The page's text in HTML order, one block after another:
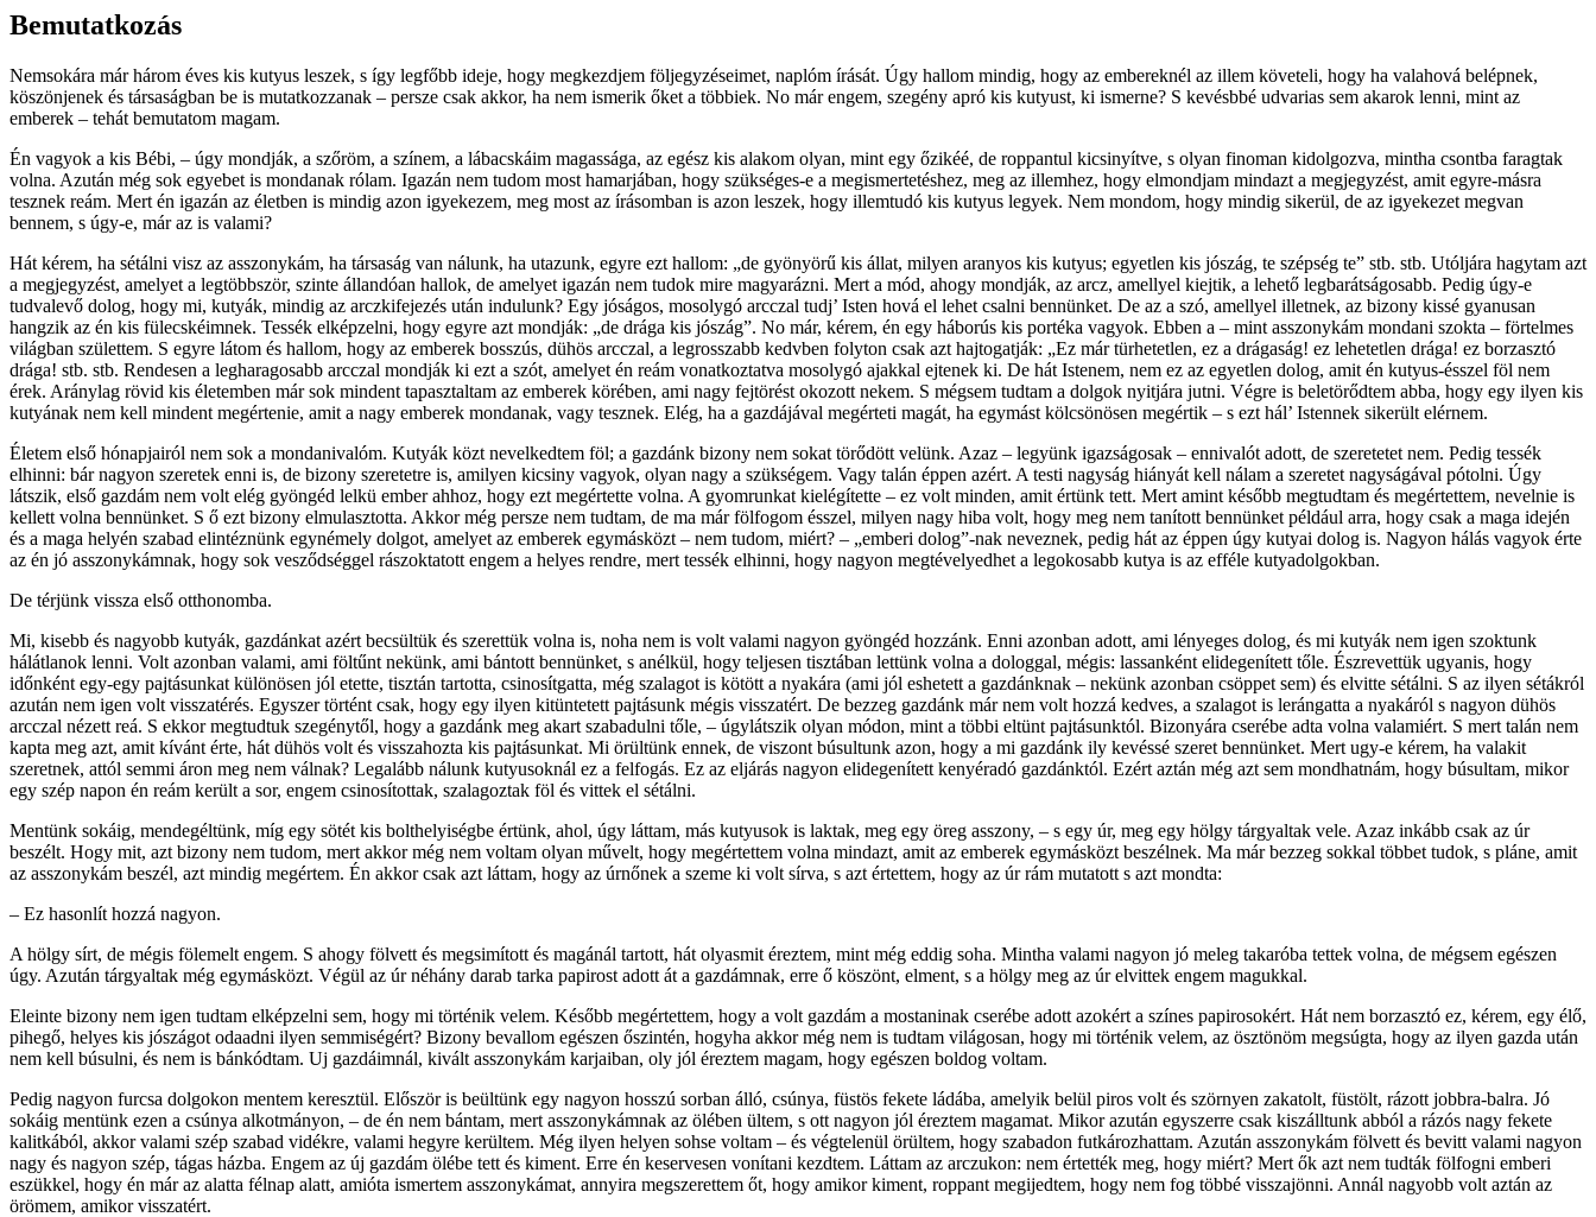
Bemutatkozás
Nemsokára már három éves kis kutyus leszek, s így legfőbb ideje, hogy megkezdjem följegyzéseimet, naplóm írását. Úgy hallom mindig, hogy az embereknél az illem követeli, hogy ha valahová belépnek,
köszönjenek és társaságban be is mutatkozzanak – persze csak akkor, ha nem ismerik őket a többiek. No már engem, szegény apró kis kutyust, ki ismerne? S kevésbbé udvarias sem akarok lenni, mint az
emberek – tehát bemutatom magam.
Én vagyok a kis Bébi, – úgy mondják, a szőröm, a színem, a lábacskáim magassága, az egész kis alakom olyan, mint egy őzikéé, de roppantul kicsinyítve, s olyan finoman kidolgozva, mintha csontba faragtak
volna. Azután még sok egyebet is mondanak rólam. Igazán nem tudom most hamarjában, hogy szükséges-e a megismertetéshez, meg az illemhez, hogy el­mondjam mindazt a megjegyzést, amit egyre-másra
tesznek reám. Mert én igazán az életben is mindig azon igyekezem, meg most az írásomban is azon leszek, hogy illemtudó kis kutyus legyek. Nem mondom, hogy mindig sikerül, de az igyekezet megvan
bennem, s úgy-e, már az is valami?
Hát kérem, ha sétálni visz az asszonykám, ha társaság van nálunk, ha utazunk, egyre ezt hal­lom: „de gyönyörű kis állat, milyen aranyos kis kutyus; egyetlen kis jószág, te szépség te” stb. stb. Utóljára hagytam azt
a megjegyzést, amelyet a legtöbbször, szinte állandóan hallok, de amelyet igazán nem tudok mire magyarázni. Mert a mód, ahogy mondják, az arcz, amellyel kiejtik, a lehető legbarátságosabb. Pedig úgy-e
tudvalevő dolog, hogy mi, kutyák, mindig az arczkifejezés után indulunk? Egy jóságos, mosolygó arcczal tudj’ Isten hová el lehet csalni bennünket. De az a szó, amellyel illetnek, az bizony kissé gyanusan
hangzik az én kis fülecskéimnek. Tessék elképzelni, hogy egyre azt mondják: „de drága kis jószág”. No már, kérem, én egy háborús kis portéka vagyok. Ebben a – mint asszonykám mondani szokta – för­telmes
világban születtem. S egyre látom és hallom, hogy az emberek bosszús, dühös arcczal, a legrosszabb kedvben folyton csak azt hajtogatják: „Ez már türhetetlen, ez a drágaság! ez lehetetlen drága! ez borzasztó
drága! stb. stb. Rendesen a legharagosabb arcczal mondják ki ezt a szót, amelyet én reám vonatkoztatva mosolygó ajakkal ejtenek ki. De hát Istenem, nem ez az egyetlen dolog, amit én kutyus-ésszel föl nem
érek. Aránylag rövid kis életemben már sok mindent tapasztaltam az emberek körében, ami nagy fejtörést okozott nekem. S mégsem tudtam a dolgok nyitjára jutni. Végre is beletörődtem abba, hogy egy ilyen kis
kutyának nem kell mindent megértenie, amit a nagy emberek mondanak, vagy tesznek. Elég, ha a gazdájával megérteti magát, ha egymást kölcsönösen megértik – s ezt hál’ Istennek sikerült elérnem.
Életem első hónapjairól nem sok a mondanivalóm. Kutyák közt nevelkedtem föl; a gazdánk bizony nem sokat törődött velünk. Azaz – legyünk igazságosak – ennivalót adott, de szeretetet nem. Pedig tessék
elhinni: bár nagyon szeretek enni is, de bizony szeretetre is, amilyen kicsiny vagyok, olyan nagy a szükségem. Vagy talán éppen azért. A testi nagyság hiányát kell nálam a szeretet nagyságával pótolni. Úgy
látszik, első gazdám nem volt elég gyöngéd lelkü ember ahhoz, hogy ezt megértette volna. A gyomrunkat kielégítette – ez volt minden, amit értünk tett. Mert amint később megtudtam és megértettem, nevelnie is
kellett volna bennünket. S ő ezt bizony elmulasztotta. Akkor még persze nem tudtam, de ma már fölfogom ésszel, milyen nagy hiba volt, hogy meg nem tanított bennünket például arra, hogy csak a maga idején
és a maga helyén szabad elintéznünk egynémely dolgot, amelyet az emberek egy­másközt – nem tudom, miért? – „emberi dolog”-nak neveznek, pedig hát az éppen úgy kutyai dolog is. Nagyon hálás vagyok érte
az én jó asszonykámnak, hogy sok vesződséggel rászoktatott engem a helyes rendre, mert tessék elhinni, hogy nagyon megtévelyedhet a legokosabb kutya is az efféle kutyadolgokban.
De térjünk vissza első otthonomba.
Mi, kisebb és nagyobb kutyák, gazdánkat azért becsültük és szerettük volna is, noha nem is volt valami nagyon gyöngéd hozzánk. Enni azonban adott, ami lényeges dolog, és mi kutyák nem igen szoktunk
hálátlanok lenni. Volt azonban valami, ami föltűnt nekünk, ami bántott bennünket, s anélkül, hogy teljesen tisztában lettünk volna a dologgal, mégis: lassanként el­idegenített tőle. Észrevettük ugyanis, hogy
időnként egy-egy pajtásunkat különösen jól etette, tisztán tartotta, csinosítgatta, még szalagot is kötött a nyakára (ami jól eshetett a gazdánknak – nekünk azonban csöppet sem) és elvitte sétálni. S az ilyen sétákról
azután nem igen volt visszatérés. Egyszer történt csak, hogy egy ilyen kitüntetett pajtásunk mégis visszatért. De bezzeg gazdánk már nem volt hozzá kedves, a szalagot is lerángatta a nyakáról s nagyon dühös
arcczal nézett reá. S ekkor megtudtuk szegénytől, hogy a gazdánk meg akart szabadulni tőle, – úgylátszik olyan módon, mint a többi eltünt pajtásunktól. Bizonyára cserébe adta volna valamiért. S mert talán nem
kapta meg azt, amit kívánt érte, hát dühös volt és visszahozta kis pajtásunkat. Mi örültünk ennek, de viszont búsultunk azon, hogy a mi gazdánk ily kevéssé szeret bennünket. Mert ugy-e kérem, ha valakit
szeretnek, attól semmi áron meg nem válnak? Legalább nálunk kutyusoknál ez a felfogás. Ez az eljárás nagyon elidegenített kenyéradó gazdánktól. Ezért aztán még azt sem mondhatnám, hogy búsultam, mikor
egy szép napon én reám került a sor, engem csinosítottak, szalagoztak föl és vittek el sétálni.
Mentünk sokáig, mendegéltünk, míg egy sötét kis bolthelyiségbe értünk, ahol, úgy láttam, más kutyusok is laktak, meg egy öreg asszony, – s egy úr, meg egy hölgy tárgyaltak vele. Azaz inkább csak az úr
beszélt. Hogy mit, azt bizony nem tudom, mert akkor még nem voltam olyan művelt, hogy megértettem volna mindazt, amit az emberek egymásközt beszél­nek. Ma már bezzeg sokkal többet tudok, s pláne, amit
az asszonykám beszél, azt mindig megértem. Én akkor csak azt láttam, hogy az úrnőnek a szeme ki volt sírva, s azt értettem, hogy az úr rám mutatott s azt mondta:
– Ez hasonlít hozzá nagyon.
A hölgy sírt, de mégis fölemelt engem. S ahogy fölvett és megsimított és magánál tartott, hát olyasmit éreztem, mint még eddig soha. Mintha valami nagyon jó meleg takaróba tettek volna, de mégsem egészen
úgy. Azután tárgyaltak még egymásközt. Végül az úr néhány darab tarka papirost adott át a gazdámnak, erre ő köszönt, elment, s a hölgy meg az úr elvittek engem magukkal.
Eleinte bizony nem igen tudtam elképzelni sem, hogy mi történik velem. Később megér­tettem, hogy a volt gazdám a mostaninak cserébe adott azokért a színes papirosokért. Hát nem borzasztó ez, kérem, egy élő,
pihegő, helyes kis jószágot odaadni ilyen semmiségért? Bizony bevallom egészen őszintén, hogyha akkor még nem is tudtam világosan, hogy mi történik velem, az ösztönöm megsúgta, hogy az ilyen gazda után
nem kell búsulni, és nem is bán­kódtam. Uj gazdáimnál, kivált asszonykám karjaiban, oly jól éreztem magam, hogy egészen boldog voltam.
Pedig nagyon furcsa dolgokon mentem keresztül. Először is beültünk egy nagyon hosszú sorban álló, csúnya, füstös fekete ládába, amelyik belül piros volt és szörnyen zakatolt, füs­tölt, rázott jobbra-balra. Jó
sokáig mentünk ezen a csúnya alkotmányon, – de én nem bántam, mert asszonykámnak az ölében ültem, s ott nagyon jól éreztem magamat. Mikor azután egyszerre csak kiszálltunk abból a rázós nagy fekete
kalitkából, akkor valami szép szabad vidékre, valami hegyre kerültem. Még ilyen helyen sohse voltam – és végtelenül örültem, hogy szabadon futkározhattam. Azután asszonykám fölvett és bevitt valami nagyon
nagy és nagyon szép, tágas házba. Engem az új gazdám ölébe tett és kiment. Erre én keservesen vonítani kezdtem. Láttam az arczukon: nem értették meg, hogy miért? Mert ők azt nem tudták fölfogni emberi
eszükkel, hogy én már az alatta félnap alatt, amióta ismertem asszonykámat, annyira megszerettem őt, hogy amikor kiment, roppant megijedtem, hogy nem fog többé visszajönni. Annál nagyobb volt aztán az
örömem, amikor visszatért.